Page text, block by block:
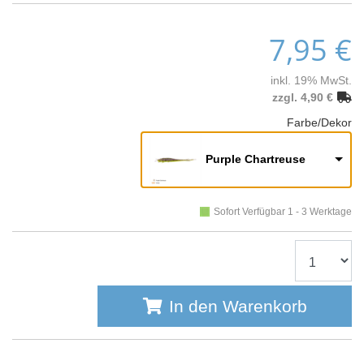
7,95 €
inkl. 19% MwSt.
zzgl. 4,90 €
Farbe/Dekor
Purple Chartreuse
Sofort Verfügbar 1 - 3 Werktage
In den Warenkorb